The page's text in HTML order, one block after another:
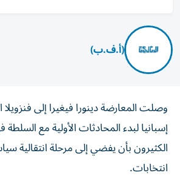
(أ.ف.ب)
وصلت المعارضة دينورا فيغيرا إلى فنزويلا
إسبانيا لبدء المحادثات الأولية مع
الكثيرون بأن يفضي إلى مرحلة انتقالية
انتخابات.